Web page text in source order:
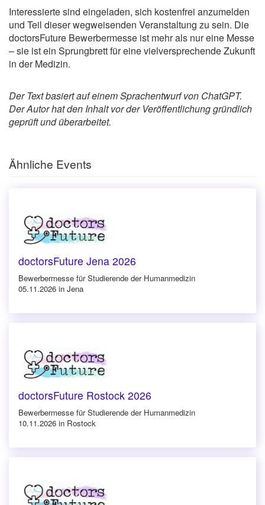
Interessierte sind eingeladen, sich kostenfrei anzumelden
und Teil dieser wegweisenden Veranstaltung zu sein. Die
doctorsFuture Bewerbermesse ist mehr als nur eine Messe
– sie ist ein Sprungbrett für eine vielversprechende Zukunft
in der Medizin.
Der Text basiert auf einem Sprachentwurf von ChatGPT.
Der Autor hat den Inhalt vor der Veröffentlichung gründlich
geprüft und überarbeitet.
Ähnliche Events
doctorsFuture Jena 2026
Bewerbermesse für Studierende der Humanmedizin
05.11.2026 in Jena
doctorsFuture Rostock 2026
Bewerbermesse für Studierende der Humanmedizin
10.11.2026 in Rostock